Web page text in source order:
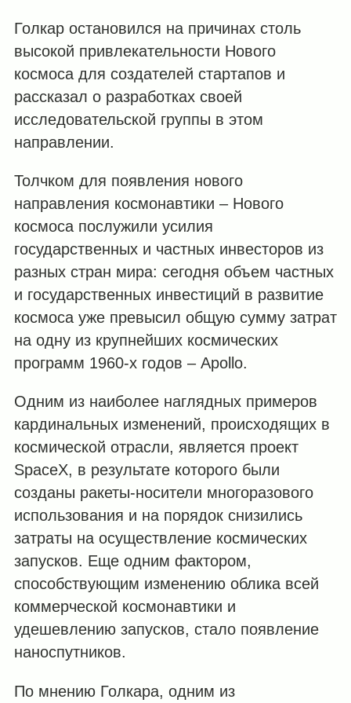
Голкар остановился на причинах столь
высокой привлекательности Нового
космоса для создателей стартапов и
рассказал о разработках своей
исследовательской группы в этом
направлении.
Толчком для появления нового
направления космонавтики – Нового
космоса послужили усилия
государственных и частных инвесторов из
разных стран мира: сегодня объем частных
и государственных инвестиций в развитие
космоса уже превысил общую сумму затрат
на одну из крупнейших космических
программ 1960-х годов ‒ Apollo.
Одним из наиболее наглядных примеров
кардинальных изменений, происходящих в
космической отрасли, является проект
SpaceX, в результате которого были
созданы ракеты-носители многоразового
использования и на порядок снизились
затраты на осуществление космических
запусков. Еще одним фактором,
способствующим изменению облика всей
коммерческой космонавтики и
удешевлению запусков, стало появление
наноспутников.
По мнению Голкара, одним из